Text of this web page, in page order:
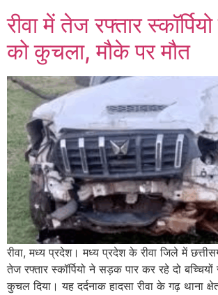
रीवा में तेज रफ्तार
को कुचला, मौके पर मौत
रीवा, मध्य प्रदेश। मध्य प्रदेश के रीवा जिले में
तेज रफ्तार स्कॉर्पियो ने सड़क पार कर रहे दो
कुचल दिया। यह दर्दनाक हादसा रीवा के गढ़ थाना